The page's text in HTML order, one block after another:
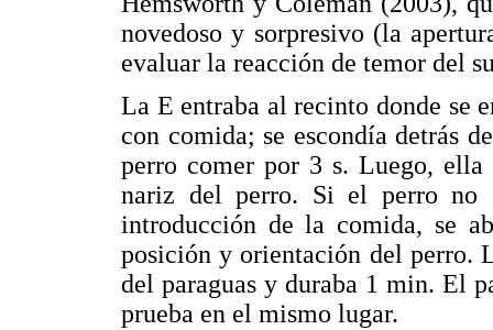
novedoso y sorpresivo (la
evaluar la reacción de temor del
La E entraba al recinto donde se
con comida; se escondía detrás
perro comer por 3 s. Luego, ella
nariz del perro. Si el perro no
introducción de la comida, se
posición y orientación del perro.
del paraguas y duraba 1 min. El
prueba en el mismo lugar.